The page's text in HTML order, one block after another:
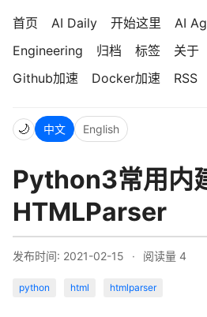
首页 AI Daily 开始这里 AI
Engineering
归档 标签 关于
Github加速
Docker加速 RSS
🌙 中文 English
Python3常用内
HTMLParser
发布时间: 2021-02-15 · 阅读量 4
python html htmlparser